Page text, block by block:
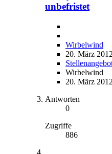
unbefristet
Wirbelwind
20. März
Wirbelwind
20. März
Antworten
0
Zugriffe
886